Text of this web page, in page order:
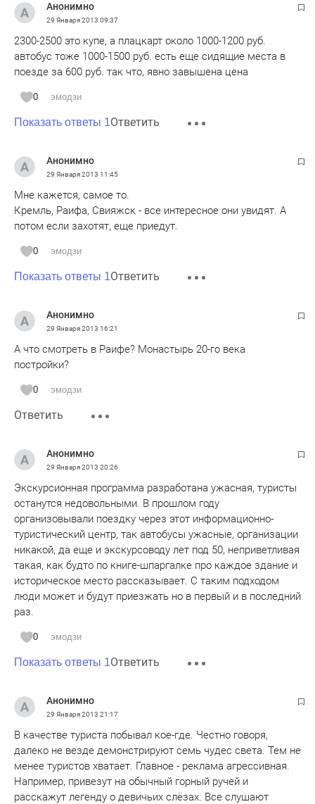
Анонимно
29 Января 2013 09:37
2300-2500 это купе, а плацкарт около 1000-1200 руб.
автобус тоже 1000-1500 руб. есть еще сидящие места в
поезде за 600 руб. так что, явно завышена цена
0 эмодзи
Показать ответы 1Ответить
Анонимно
29 Января 2013 11:45
Мне кажется, самое то.
Кремль, Раифа, Свияжск - все интересное они увидят. А
потом если захотят, еще приедут.
0 эмодзи
Показать ответы 1Ответить
Анонимно
29 Января 2013 16:21
А что смотреть в Раифе? Монастырь 20-го века
постройки?
0 эмодзи
Ответить
Анонимно
29 Января 2013 20:26
Экскурсионная программа разработана ужасная, туристы
останутся недовольными. В прошлом году
организовывали поездку через этот информационно-
туристический центр, так автобусы ужасные, организации
никакой, да еще и экскурсоводу лет под 50, неприветливая
такая, как будто по книге-шпаргалке про каждое здание и
историческое место рассказывает. С таким подходом
люди может и будут приезжать но в первый и в последний
раз.
0 эмодзи
Показать ответы 1Ответить
Анонимно
29 Января 2013 21:17
В качестве туриста побывал кое-где. Честно говоря,
далеко не везде демонстрируют семь чудес света. Тем не
менее туристов хватает. Главное - реклама агрессивная.
Например, привезут на обычный горный ручей и
расскажут легенду о девичьих слёзах. Все слушают